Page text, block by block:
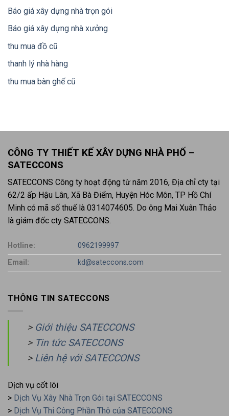
tiết
chi
thất
phòng
trẻ
Báo giá xây dựng nhà trọn gói
Báo giá xây dựng nhà xưởng
thu mua đồ cũ
thanh lý nhà hàng
thu mua bàn ghế cũ
CÔNG TY THIẾT KẾ XÂY DỰNG NHÀ PHỐ –
SATECCONS
SATECCONS Công ty hoạt động từ năm 2016, Địa chỉ cty tại
62/2 ấp Hậu Lân, Xã Bà Điểm, Huyện Hóc Môn, TP Hồ Chí
Minh có mã số thuế là 0314074605. Do ông Mai Xuân Thảo
là giám đốc cty SATECCONS.
Hotline:
0962199997
Email:
kd@sateccons.com
THÔNG TIN SATECCONS
> Giới thiệu SATECCONS
> Tin tức SATECCONS
> Liên hệ với SATECCONS
Dịch vụ cốt lõi
> Dịch Vụ Xây Nhà Trọn Gói tại SATECCONS
> Dịch Vụ Thi Công Phần Thô của SATECCONS